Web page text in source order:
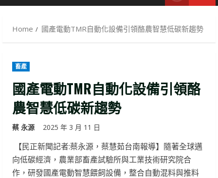
Home 國產電動TMR自動化設備引領酪農智慧低碳新趨勢
畜產
國產電動TMR自動化設備引領酪
農智慧低碳新趨勢
蔡 永源 2025 年 3 月 11 日
【民正新聞記者:蔡永源，蔡慧茹台南報導】隨著全球邁
向低碳經濟，農業部畜產試驗所與工業技術研究院合
作，研發國產電動智慧餵飼設備，整合自動混料與推料